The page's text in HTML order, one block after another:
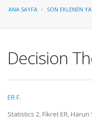
ANA SAYFA SON EKLENEN
Decision
ER F.
Statistics 2, Fikret ER,